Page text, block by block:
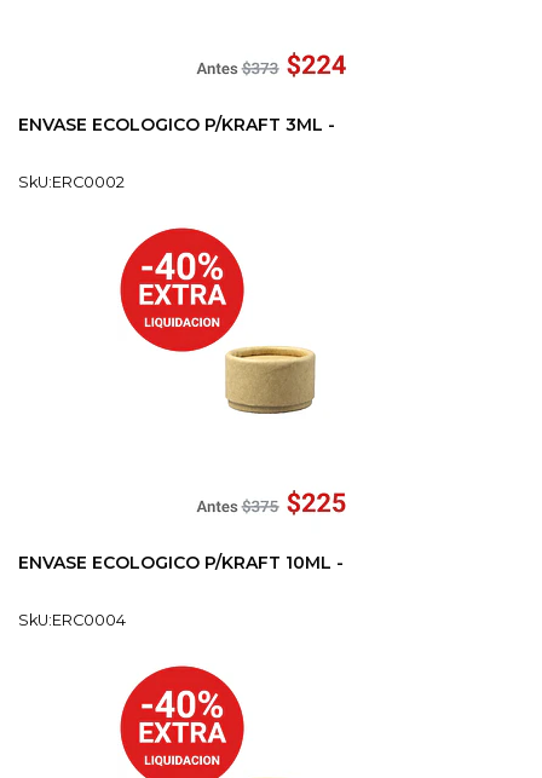
ENVASE ECOLOGICO P/KRAFT 3ML -
SkU:ERC0002
ENVASE ECOLOGICO P/KRAFT 10ML -
SkU:ERC0004